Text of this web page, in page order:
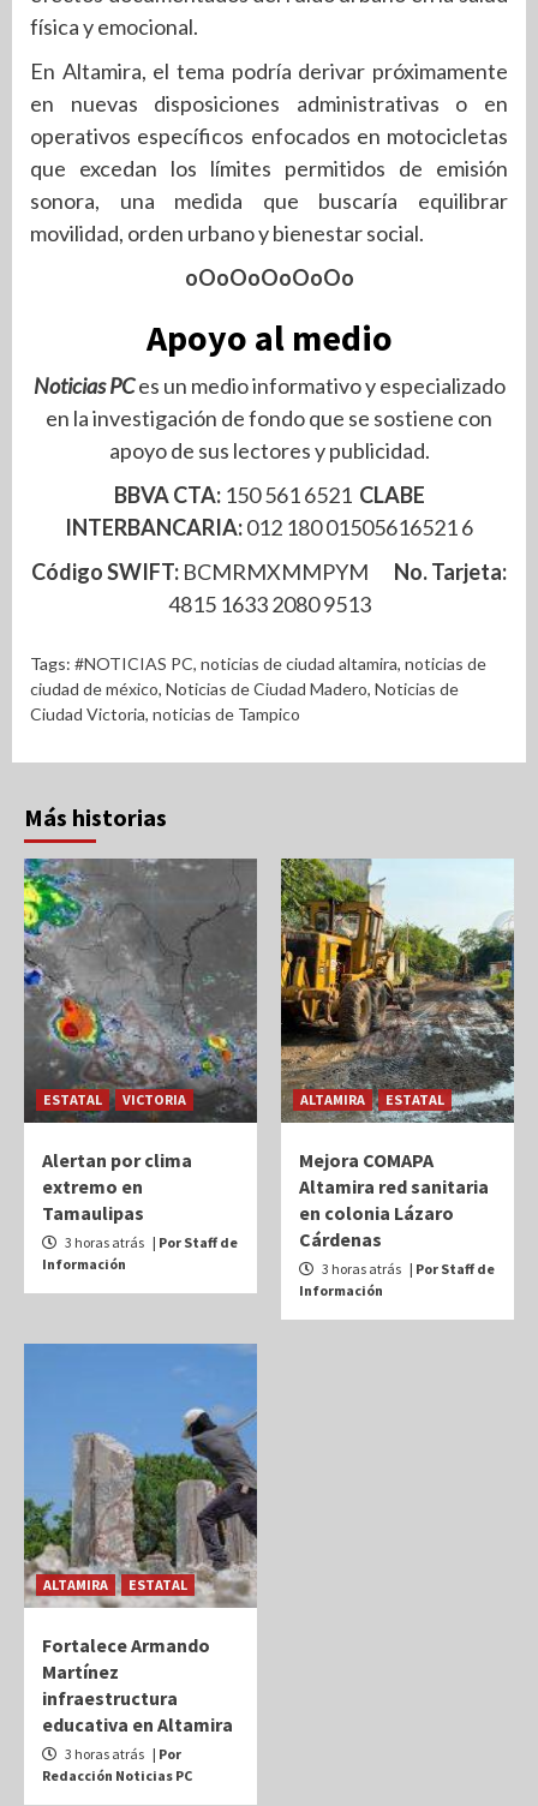
física y emocional.
En Altamira, el tema podría derivar próximamente
en nuevas disposiciones administrativas o en
operativos específicos enfocados en motocicletas
que excedan los límites permitidos de emisión
sonora, una medida que buscaría equilibrar
movilidad, orden urbano y bienestar social.
oOoOoOoOoOo
Apoyo al medio
Noticias PCes un medio informativo y especializado
en la investigación de fondo que se sostiene con
apoyo de sus lectores y publicidad.
BBVA CTA: 150 561 6521 CLABE
INTERBANCARIA:012 180 01505616521 6
Código SWIFT: BCMRMXMMPYM No. Tarjeta:
4815 1633 2080 9513
Tags: #NOTICIAS PC, noticias de ciudad altamira, noticias de
ciudad de méxico, Noticias de Ciudad Madero, Noticias de
Ciudad Victoria, noticias de Tampico
Más historias
ESTATAL VICTORIA
Alertan por clima
extremo en
Tamaulipas
3 horas atrás | Por Staff de
Información
ALTAMIRA ESTATAL
Mejora COMAPA
Altamira red sanitaria
en colonia Lázaro
Cárdenas
3 horas atrás | Por Staff de
Información
ALTAMIRA ESTATAL
Fortalece Armando
Martínez
infraestructura
educativa en Altamira
3 horas atrás | Por
Redacción Noticias PC